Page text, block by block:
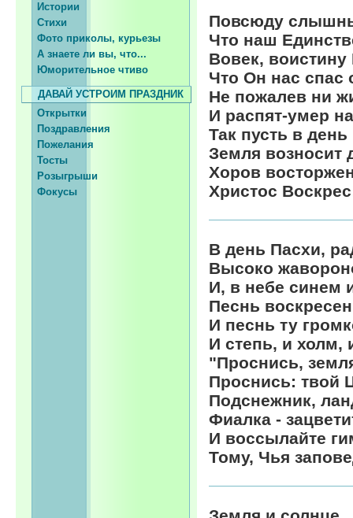
Истории
Стихи
Фото приколы, курьезы
А знаете ли вы, что...
Юморительное чтиво
ДАВАЙ УСТРОИМ ПРАЗДНИК
Открытки
Поздравления
Пожелания
Тосты
Розыгрыши
Фокусы
Повсюду
Что наш
Вовек, воистину
Что Он нас спас
Не пожалев ни
И распят-умер
Так пусть в
Земля возносит
Хоров
Христос
В день Пасхи,
Высоко
И, в небе синем
Песнь
И песнь ту
И степь, и холм,
"Проснись,
Проснись: твой
Подснежник,
Фиалка -
И воссылайте
Тому, Чья